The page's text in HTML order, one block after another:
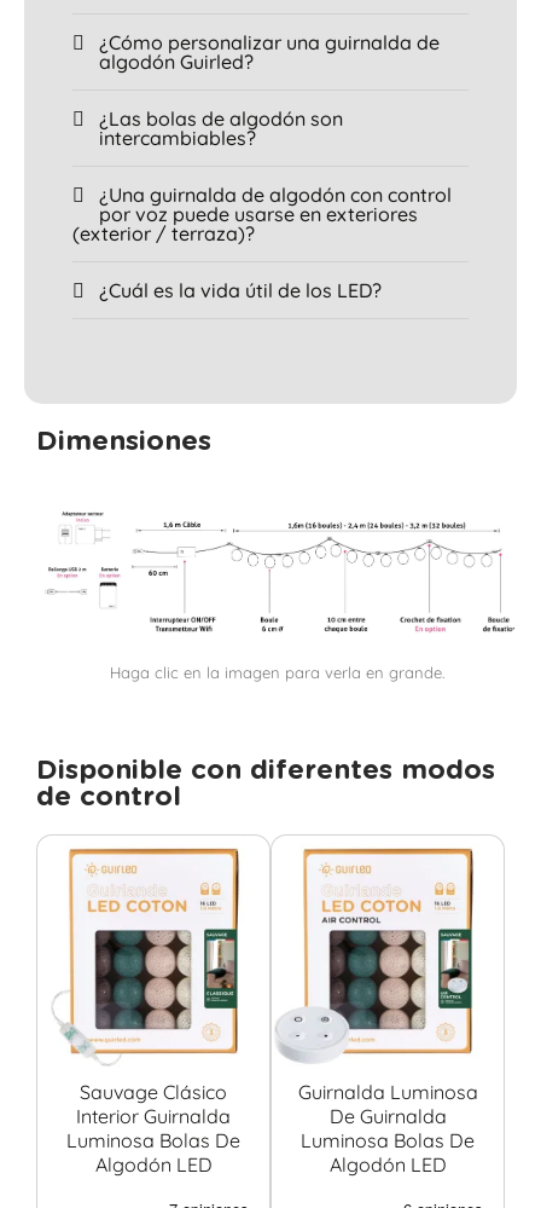
¿Cómo personalizar una guirnalda de
algodón Guirled?
¿Las bolas de algodón son
intercambiables?
¿Una guirnalda de algodón con control
por voz puede usarse en exteriores
(exterior / terraza)?
¿Cuál es la vida útil de los LED?
Dimensiones
Haga clic en la imagen para verla en grande.
Disponible con diferentes modos
de control
Sauvage Clásico
Interior Guirnalda
Luminosa Bolas De
Algodón LED
Guirnalda Luminosa
De Guirnalda
Luminosa Bolas De
Algodón LED